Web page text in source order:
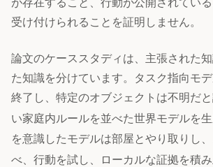
受け付けられることを証明しません。
論文のケーススタディは、主張された
た知識を分けています。タスク指向モ
終了し、特定のオブジェクトは不明だ
い家庭内ルールを並べた世界モデルを生
を意識したモデルは部屋とやり取りし
べ、行動を試し、ローカルな証拠を積み